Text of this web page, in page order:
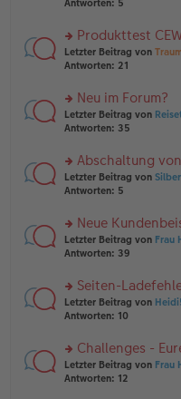
g
tr
a
g
el
e
n
er
tr
a
g
n
g
el
e
n
er
tr
a
g
Antworten: 5
rs
te
n
g
el
e
n
er
tr
a
g
Produkttest
Letzter Beitrag von
Antworten: 21
rs
te
n
g
el
e
n
er
tr
a
g
Neu im Forum?
Letzter Beitrag von
Antworten: 35
rs
te
n
g
el
e
n
er
tr
a
g
Abschaltung
Letzter Beitrag von
Antworten: 5
rs
te
n
g
el
e
n
er
Neue
Letzter Beitrag von Frau
Antworten: 39
rs
te
n
g
el
Seiten-
Letzter Beitrag von
Antworten: 10
rs
te
Challenges -
Letzter Beitrag von Frau
Antworten: 12